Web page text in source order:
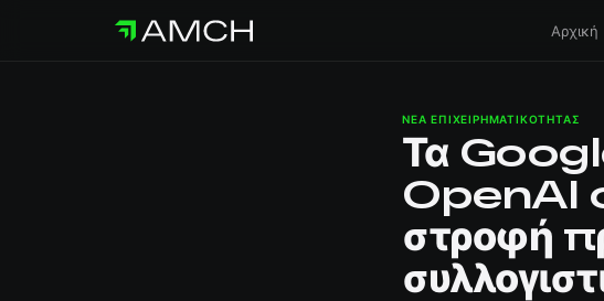
Αρχική
ΝΈΑ ΕΠΙΧΕΙΡΗΜΑΤΙΚΌΤΗΤΑΣ
Τα
OpenAI
στροφή